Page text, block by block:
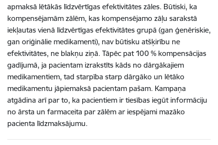
apmaksā lētākās līdzvērtīgas efektivitātes zāles. Būtiski, ka
kompensējamām zālēm, kas kompensējamo zāļu sarakstā
iekļautas vienā līdzvērtīgas efektivitātes grupā (gan ģenēriskie,
gan oriģinālie medikamenti), nav būtisku atšķirību ne
efektivitātes, ne blakņu ziņā. Tāpēc pat 100 % kompensācijas
gadījumā, ja pacientam izrakstīts kāds no dārgākajiem
medikamentiem, tad starpība starp dārgāko un lētāko
medikamentu jāpiemaksā pacientam pašam. Kampaņa
atgādina arī par to, ka pacientiem ir tiesības iegūt informāciju
no ārsta un farmaceita par zālēm ar iespējami mazāko
pacienta līdzmaksājumu.